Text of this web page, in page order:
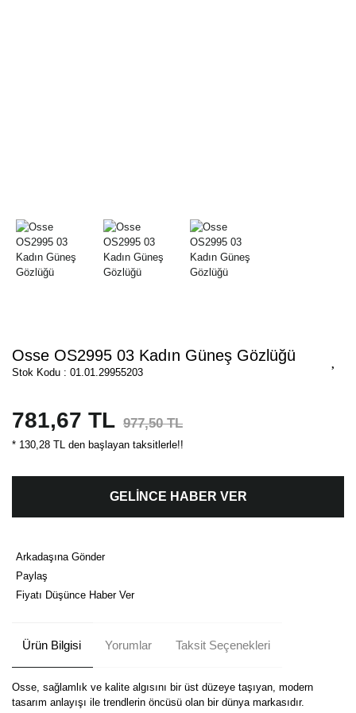
Osse OS2995 03 Kadın Güneş Gözlüğü
Stok Kodu : 01.01.29955203
781,67 TL 977,50 TL
* 130,28 TL den başlayan taksitlerle!!
GELİNCE HABER VER
Arkadaşına Gönder
Paylaş
Fiyatı Düşünce Haber Ver
Ürün Bilgisi Yorumlar Taksit Seçenekleri
Osse, sağlamlık ve kalite algısını bir üst düzeye taşıyan, modern
tasarım anlayışı ile trendlerin öncüsü olan bir dünya markasıdır.